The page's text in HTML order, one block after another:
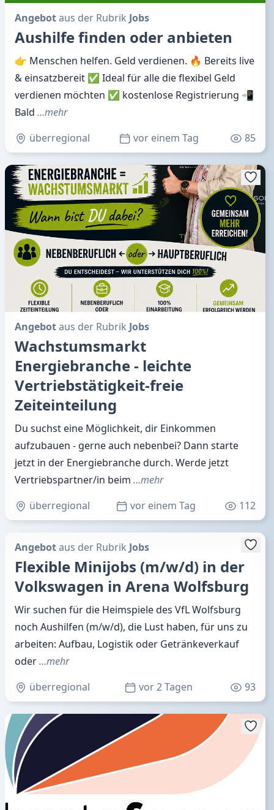
Angebotaus der Rubrik Jobs
Aushilfe finden oder anbieten
👉 Menschen helfen. Geld verdienen. 🔥 Bereits live
& einsatzbereit ✅ Ideal für alle die flexibel Geld
verdienen möchten ✅ kostenlose Registrierung 📲
Bald …mehr
überregional
vor einem Tag 85
Angebotaus der Rubrik Jobs
Wachstumsmarkt
Energiebranche - leichte
Vertriebstätigkeit-freie
Zeiteinteilung
Du suchst eine Möglichkeit, dir Einkommen
aufzubauen - gerne auch nebenbei? Dann starte
jetzt in der Energiebranche durch. Werde jetzt
Vertriebspartner/in beim …mehr
überregional
vor einem Tag 112
Angebotaus der Rubrik Jobs
Flexible Minijobs (m/w/d) in der
Volkswagen in Arena Wolfsburg
Wir suchen für die Heimspiele des VfL Wolfsburg
noch Aushilfen (m/w/d), die Lust haben, für uns zu
arbeiten: Aufbau, Logistik oder Getränkeverkauf
oder…mehr
überregional
vor 2 Tagen 93